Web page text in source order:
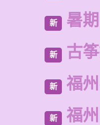
新 暑
新 古
新 福
新 福